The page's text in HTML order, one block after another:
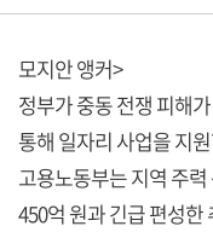
모지안 앵커>
정부가 중동 전쟁 피해
통해 일자리 사업을 지
고용노동부는 지역 주
450억 원과 긴급 편성한